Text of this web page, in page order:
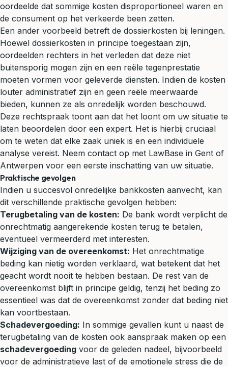
oordeelde dat sommige kosten disproportioneel waren en
de consument op het verkeerde been zetten.
Een ander voorbeeld betreft de dossierkosten bij leningen.
Hoewel dossierkosten in principe toegestaan zijn,
oordeelden rechters in het verleden dat deze niet
buitensporig mogen zijn en een reële tegenprestatie
moeten vormen voor geleverde diensten. Indien de kosten
louter administratief zijn en geen reële meerwaarde
bieden, kunnen ze als onredelijk worden beschouwd.
Deze rechtspraak toont aan dat het loont om uw situatie te
laten beoordelen door een expert. Het is hierbij cruciaal
om te weten dat elke zaak uniek is en een individuele
analyse vereist. Neem contact op met LawBase in Gent of
Antwerpen voor een eerste inschatting van uw situatie.
Praktische gevolgen
Indien u succesvol onredelijke bankkosten aanvecht, kan
dit verschillende praktische gevolgen hebben:
Terugbetaling van de kosten: De bank wordt verplicht de
onrechtmatig aangerekende kosten terug te betalen,
eventueel vermeerderd met interesten.
Wijziging van de overeenkomst: Het onrechtmatige
beding kan nietig worden verklaard, wat betekent dat het
geacht wordt nooit te hebben bestaan. De rest van de
overeenkomst blijft in principe geldig, tenzij het beding zo
essentieel was dat de overeenkomst zonder dat beding niet
kan voortbestaan.
Schadevergoeding: In sommige gevallen kunt u naast de
terugbetaling van de kosten ook aanspraak maken op een
schadevergoeding voor de geleden nadeel, bijvoorbeeld
voor de administratieve last of de emotionele stress die de